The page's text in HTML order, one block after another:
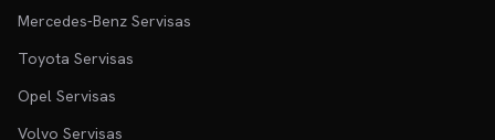
Mercedes-Benz Servisas
Toyota Servisas
Opel Servisas
Volvo Servisas